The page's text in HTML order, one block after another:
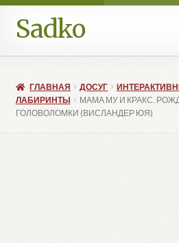
Перейти
к
навигации
Перейти
к
содержимому
Sadko
Книжные подборки
Магазин
ГЛАВНАЯ ДОСУГ
ЛАБИРИНТЫ
МАМА МУ И КРАКС.
ГОЛОВОЛОМКИ (ВИСЛАНДЕР ЮЯ)